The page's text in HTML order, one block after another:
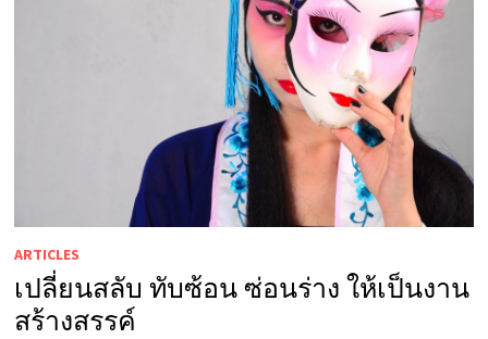
ARTICLES
เปลี่ยนสลับ ทับซ้อน ซ่อนร่าง ให้เป็นงาน
สร้างสรรค์